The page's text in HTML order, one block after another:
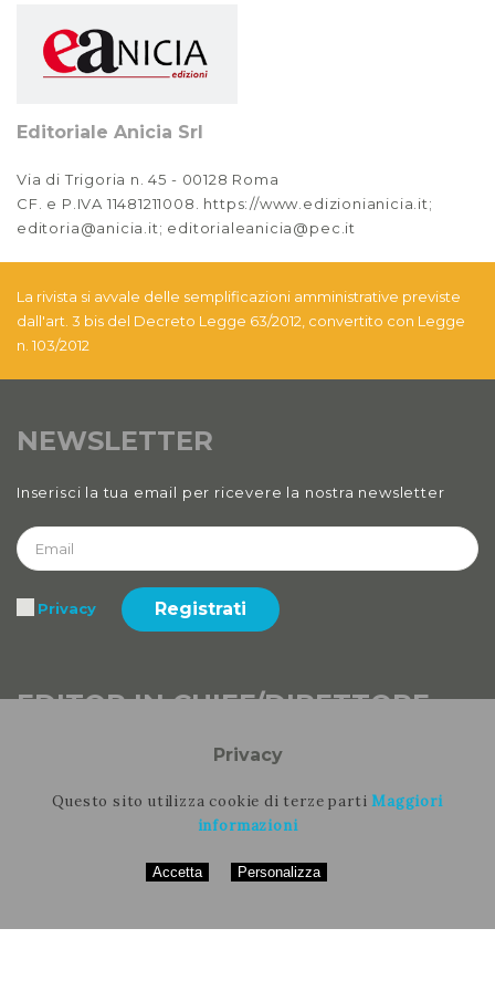
Editoriale Anicia Srl
Via di Trigoria n. 45 - 00128 Roma
CF. e P.IVA 11481211008. https://www.edizionianicia.it;
editoria@anicia.it; editorialeanicia@pec.it
La rivista si avvale delle semplificazioni amministrative previste
dall'art. 3 bis del Decreto Legge 63/2012, convertito con Legge
n. 103/2012
NEWSLETTER
Inserisci la tua email per ricevere la nostra newsletter
Privacy Registrati
EDITOR IN CHIEF/DIRETTORE
Registrazione del Tribunale di Frosinone N. 564/09 VG
Privacy
Questo sito utilizza cookie di terze partiMaggiori
informazioni
Accetta Personalizza